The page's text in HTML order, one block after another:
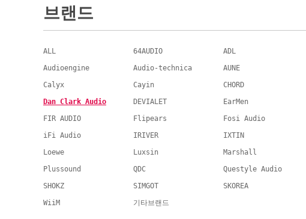
브랜드
ALL 64AUDIO ADL
Audioengine
Audio-technica AUNE
Calyx
Cayin CHORD
Dan Clark Audio
DEVIALET EarMen
FIR AUDIO
Flipears Fosi Audio
iFi Audio
IRIVER IXTIN
Loewe
Luxsin Marshall
Plussound
QDC Questyle Audio
SHOKZ
SIMGOT SKOREA
WiiM
기타브랜드